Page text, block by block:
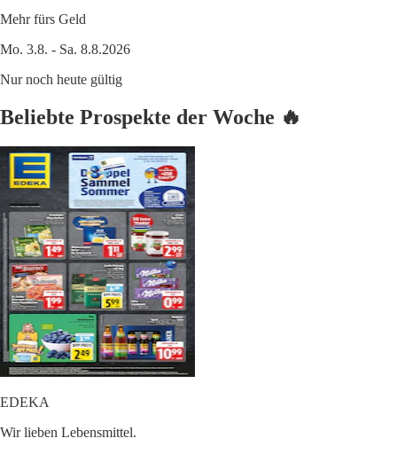
Mehr fürs Geld
Mo. 3.8. - Sa. 8.8.2026
Nur noch heute gültig
Beliebte Prospekte der Woche 🔥
EDEKA
Wir lieben Lebensmittel.